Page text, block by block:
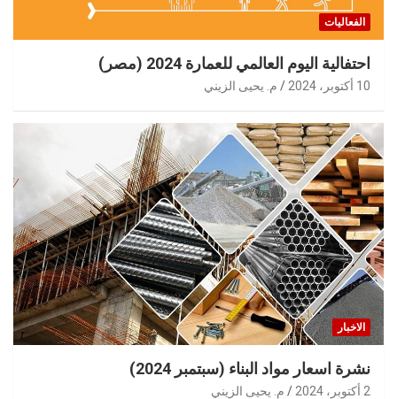
الفعاليات
احتفالية اليوم العالمي للعمارة 2024 (مصر)
10 أكتوبر، 2024 م. يحيى الزيني
الاخبار
نشرة اسعار مواد البناء (سبتمبر 2024)
2 أكتوبر، 2024 م. يحيى الزيني